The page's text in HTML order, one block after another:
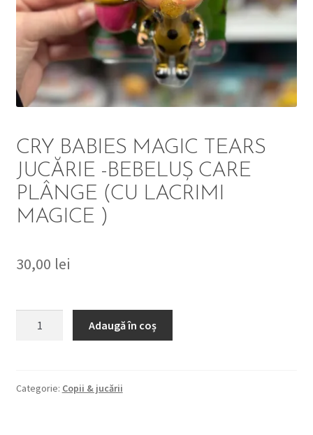
DETERGENT
SOLUȚII CURĂȚENIE
ÎNGRIJIRE
PERSONALĂ
TROLERE
ARTICOLE VOIAJ
CRY BABIES MAGIC TEARS
JUCĂRIE -BEBELUȘ CARE
PLÂNGE (CU LACRIMI
MAGICE )
30,00 lei
TEARS
Adaugă în coș
Categorie: Copii & jucării